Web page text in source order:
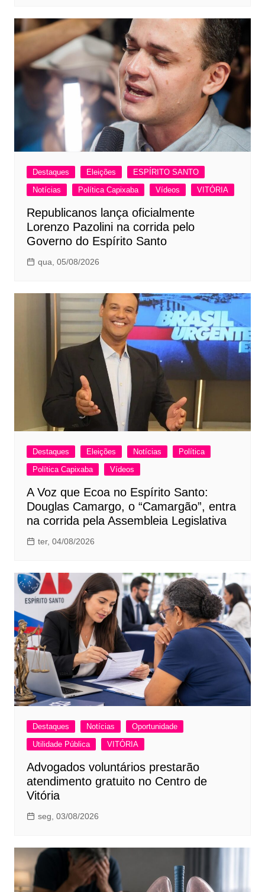
Destaques Eleições
ESPÍRITO SANTO
Notícias
Política Capixaba Vídeos VITÓRIA
Republicanos lança oficialmente
Lorenzo Pazolini na corrida pelo
Governo do Espírito Santo
qua, 05/08/2026
Destaques Eleições Notícias
Política
Política Capixaba
Vídeos
A Voz que Ecoa no Espírito Santo:
Douglas Camargo, o “Camargão”, entra
na corrida pela Assembleia Legislativa
ter, 04/08/2026
Destaques Notícias
Oportunidade
Utilidade Pública
VITÓRIA
Advogados voluntários prestarão
atendimento gratuito no Centro de
Vitória
seg, 03/08/2026